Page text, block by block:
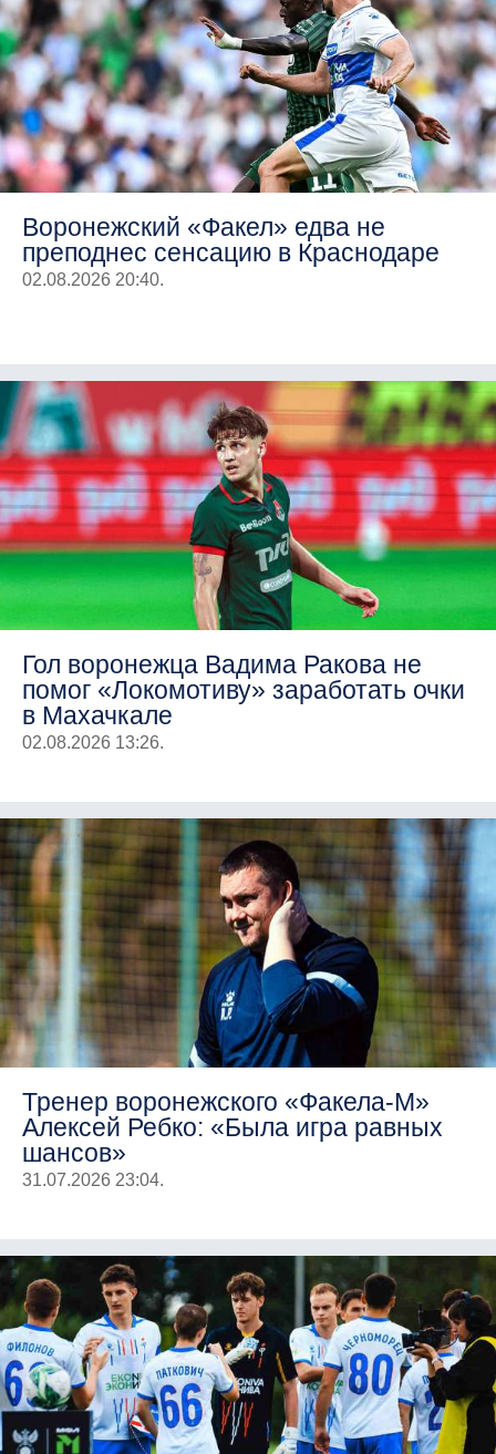
Воронежский «Факел» едва не
преподнес сенсацию в Краснодаре
02.08.2026 20:40.
Гол воронежца Вадима Ракова не
помог «Локомотиву» заработать очки
в Махачкале
02.08.2026 13:26.
Тренер воронежского «Факела-М»
Алексей Ребко: «Была игра равных
шансов»
31.07.2026 23:04.